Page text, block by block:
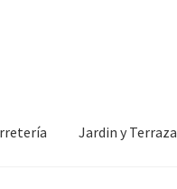
Jardin y Terraza